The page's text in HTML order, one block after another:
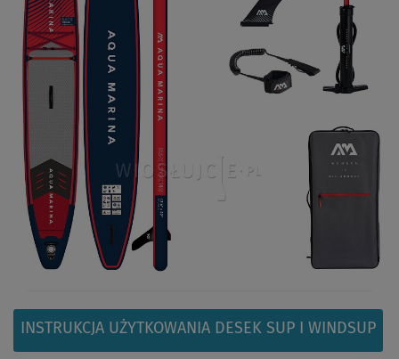
INSTRUKCJA UŻYTKOWANIA DESEK SUP I WINDSUP